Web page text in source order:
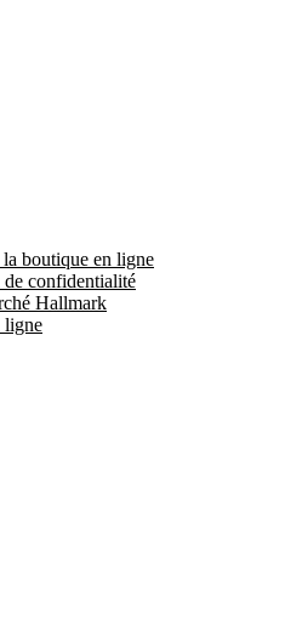
boutique en ligne
confidentialité
Hallmark
ligne